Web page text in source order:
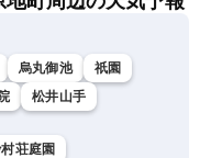
烏丸御池
祇園
松井山手
荘庭園